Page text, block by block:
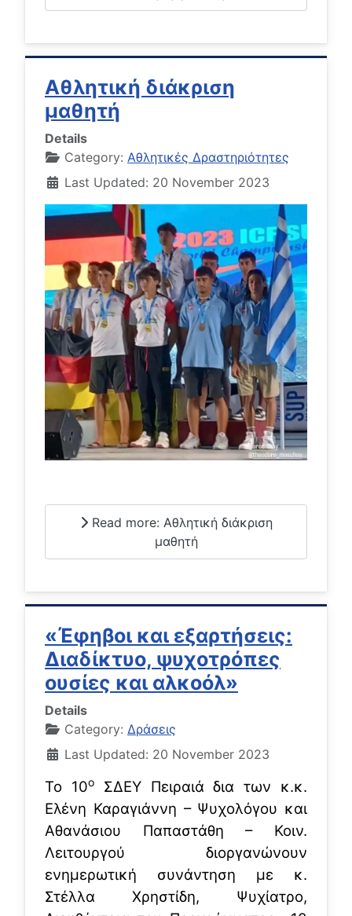
Αθλητική διάκριση
μαθητή
Details
Category: Αθλητικές Δραστηριότητες
Last Updated: 20 November 2023
Read more: Αθλητική διάκριση
μαθητή
«Έφηβοι και εξαρτήσεις:
Διαδίκτυο, ψυχοτρόπες
ουσίες και αλκοόλ»
Details
Category: Δράσεις
Last Updated: 20 November 2023
Το 10οΣΔΕΥ Πειραιά δια των κ.κ.
Ελένη Καραγιάννη – Ψυχολόγου και
Αθανάσιου Παπαστάθη – Κοιν.
Λειτουργού διοργανώνουν
ενημερωτική συνάντηση με κ.
Στέλλα Χρηστίδη, Ψυχίατρο,